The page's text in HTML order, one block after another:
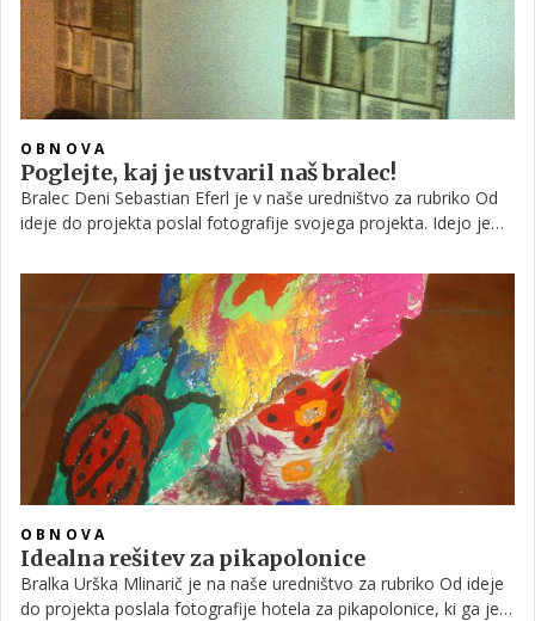
OBNOVA
Poglejte, kaj je ustvaril naš bralec!
Bralec Deni Sebastian Eferl je v naše uredništvo za rubriko Od
ideje do projekta poslal fotografije svojega projekta. Idejo je
ves potreben material že doma, je zavihal rokave in se lotil dela.
Poglejte, kako mu je z malce spretnosti in domišljije uspelo
polepšati dnevno sobo!
OBNOVA
Idealna rešitev za pikapolonice
Bralka Urška Mlinarič je na naše uredništvo za rubriko Od ideje
do projekta poslala fotografije hotela za pikapolonice, ki ga je